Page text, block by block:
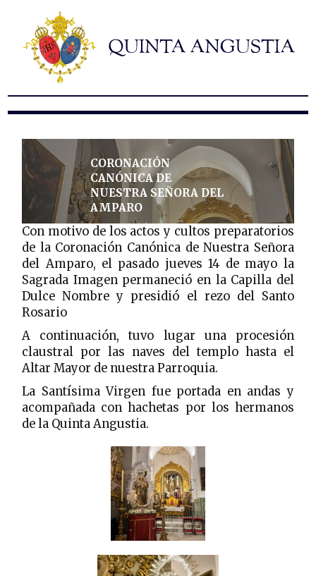
Hermandad
Titulares
Historia y patrimonio
Noticias
Formularios
CORONACIÓN
CANÓNICA DE
NUESTRA SEÑORA DEL
AMPARO
Con motivo de los actos y cultos preparatorios
de la Coronación Canónica de Nuestra Señora
del Amparo, el pasado jueves 14 de mayo la
Sagrada Imagen permaneció en la Capilla del
Dulce Nombre y presidió el rezo del Santo
Rosario
A continuación, tuvo lugar una procesión
claustral por las naves del templo hasta el
Altar Mayor de nuestra Parroquia.
La Santísima Virgen fue portada en andas y
acompañada con hachetas por los hermanos
de la Quinta Angustia.